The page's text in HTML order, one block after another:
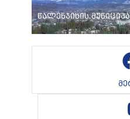
წალენჯიხის